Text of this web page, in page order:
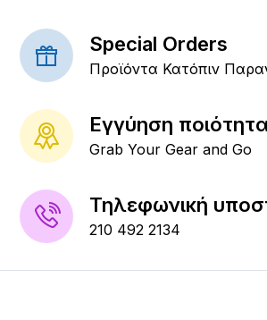
Special Orders
Προϊόντα Κατόπιν
Εγγύηση
Grab Your Gear and Go
Τηλεφωνική
210 492 2134